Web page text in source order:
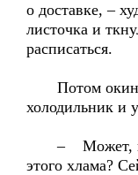
о доставке, –
листочка и
расписаться.
Потом
холодильник и
– Может, вам
этого хлама?